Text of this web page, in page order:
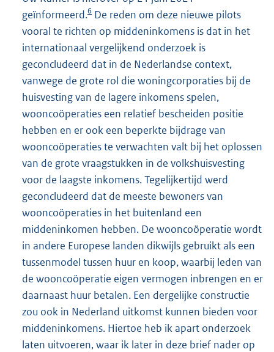
geïnformeerd.6 De reden om deze nieuwe pilots
vooral te richten op middeninkomens is dat in het
internationaal vergelijkend onderzoek is
geconcludeerd dat in de Nederlandse context,
vanwege de grote rol die woningcorporaties bij de
huisvesting van de lagere inkomens spelen,
wooncoöperaties een relatief bescheiden positie
hebben en er ook een beperkte bijdrage van
wooncoöperaties te verwachten valt bij het oplossen
van de grote vraagstukken in de volkshuisvesting
voor de laagste inkomens. Tegelijkertijd werd
geconcludeerd dat de meeste bewoners van
wooncoöperaties in het buitenland een
middeninkomen hebben. De wooncoöperatie wordt
in andere Europese landen dikwijls gebruikt als een
tussenmodel tussen huur en koop, waarbij leden van
de wooncoöperatie eigen vermogen inbrengen en er
daarnaast huur betalen. Een dergelijke constructie
zou ook in Nederland uitkomst kunnen bieden voor
middeninkomens. Hiertoe heb ik apart onderzoek
laten uitvoeren, waar ik later in deze brief nader op